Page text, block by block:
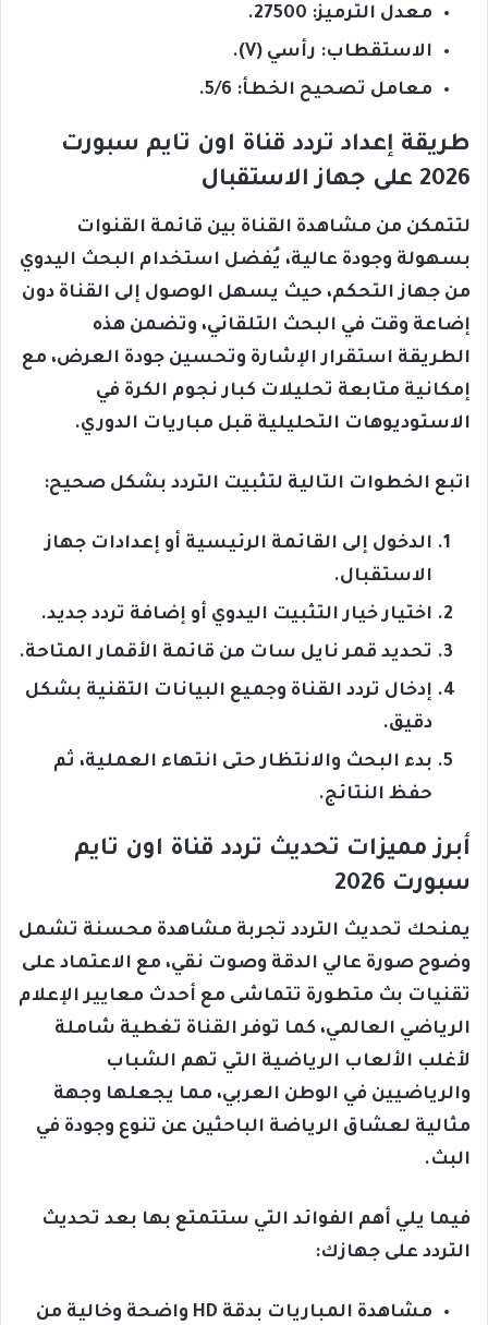
معدل الترميز: 27500.
الاستقطاب: رأسي (V).
معامل تصحيح الخطأ: 5/6.
طريقة إعداد تردد قناة اون تايم سبورت
2026 على جهاز الاستقبال
لتتمكن من مشاهدة القناة بين قائمة القنوات
بسهولة وجودة عالية، يُفضل استخدام البحث اليدوي
من جهاز التحكم، حيث يسهل الوصول إلى القناة دون
إضاعة وقت في البحث التلقائي، وتضمن هذه
الطريقة استقرار الإشارة وتحسين جودة العرض، مع
إمكانية متابعة تحليلات كبار نجوم الكرة في
الاستوديوهات التحليلية قبل مباريات الدوري.
اتبع الخطوات التالية لتثبيت التردد بشكل صحيح:
الدخول إلى القائمة الرئيسية أو إعدادات جهاز
الاستقبال.
اختيار خيار التثبيت اليدوي أو إضافة تردد جديد.
تحديد قمر نايل سات من قائمة الأقمار المتاحة.
إدخال تردد القناة وجميع البيانات التقنية بشكل
دقيق.
بدء البحث والانتظار حتى انتهاء العملية، ثم
حفظ النتائج.
أبرز مميزات تحديث تردد قناة اون تايم
سبورت 2026
يمنحك تحديث التردد تجربة مشاهدة محسنة تشمل
وضوح صورة عالي الدقة وصوت نقي، مع الاعتماد على
تقنيات بث متطورة تتماشى مع أحدث معايير الإعلام
الرياضي العالمي، كما توفر القناة تغطية شاملة
لأغلب الألعاب الرياضية التي تهم الشباب
والرياضيين في الوطن العربي، مما يجعلها وجهة
مثالية لعشاق الرياضة الباحثين عن تنوع وجودة في
البث.
فيما يلي أهم الفوائد التي ستتمتع بها بعد تحديث
التردد على جهازك:
مشاهدة المباريات بدقة HD واضحة وخالية من